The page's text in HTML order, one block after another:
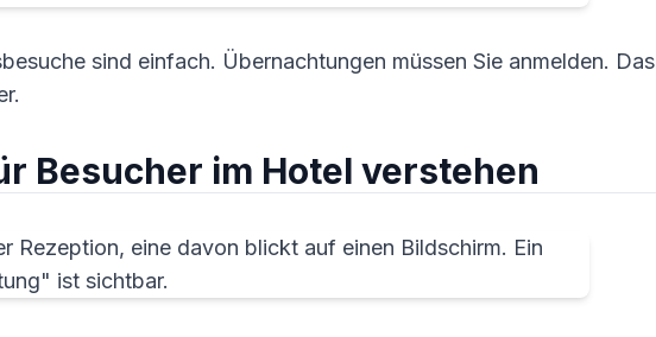
sind einfach. Übernachtungen müssen Sie anmelden. Das
Besucher im Hotel verstehen